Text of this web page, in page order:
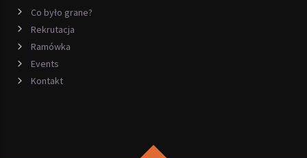
Co było grane?
Rekrutacja
Ramówka
Events
Kontakt